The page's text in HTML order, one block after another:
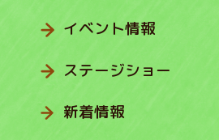
イベント情報
ステージショー
新着情報